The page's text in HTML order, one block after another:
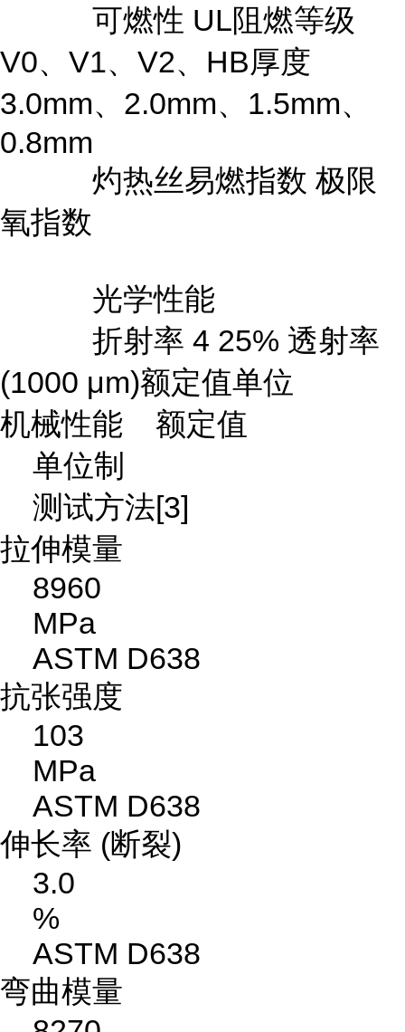
可燃性 UL阻燃等级
V0、V1、V2、HB厚度
3.0mm、2.0mm、1.5mm、
0.8mm
灼热丝易燃指数 极限
氧指数
光学性能
折射率 4 25% 透射率
(1000 μm)额定值单位
机械性能 额定值
单位制
测试方法[3]
拉伸模量
8960
MPa
ASTM D638
抗张强度
103
MPa
ASTM D638
伸长率 (断裂)
3.0
%
ASTM D638
弯曲模量